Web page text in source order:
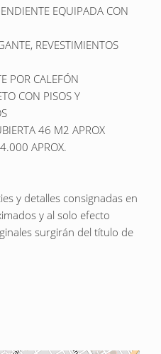
y detalles consignadas en
y al solo efecto
surgirán del título de